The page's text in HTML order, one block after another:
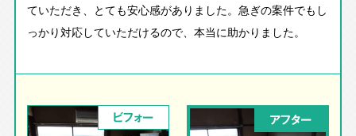
ていただき、とても安心感がありました。急ぎの案件でもし
っかり対応していただけるので、本当に助かりました。
ビフォー アフター